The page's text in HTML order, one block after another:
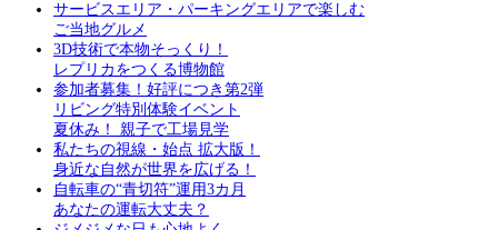
サービスエリア・パーキングエリアで楽しむ
ご当地グルメ
3D技術で本物そっくり！
レプリカをつくる博物館
参加者募集！好評につき第2弾
リビング特別体験イベント
夏休み！ 親子で工場見学
私たちの視線・始点 拡大版！
身近な自然が世界を広げる！
自転車の“青切符”運用3カ月
あなたの運転大丈夫？